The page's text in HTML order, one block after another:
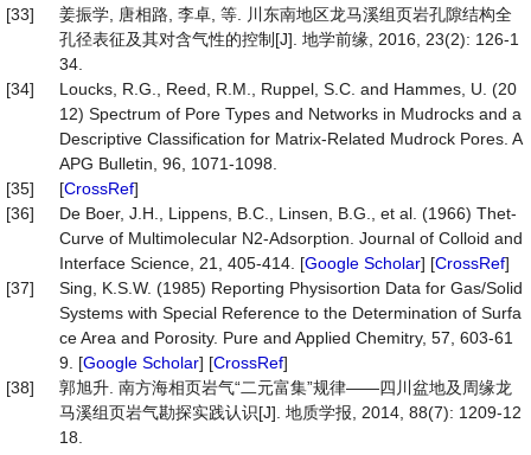
[33]
姜振学, 唐相路, 李卓, 等. 川东南地区龙马溪组页岩孔隙结构全
孔径表征及其对含气性的控制[J]. 地学前缘, 2016, 23(2): 126-1
34.
[34]
Loucks, R.G., Reed, R.M., Ruppel, S.C. and Hammes, U. (20
12) Spectrum of Pore Types and Networks in Mudrocks and a
Descriptive Classification for Matrix-Related Mudrock Pores. A
APG Bulletin, 96, 1071-1098.
[35]
[CrossRef]
[36]
De Boer, J.H., Lippens, B.C., Linsen, B.G., et al. (1966) Thet-
Curve of Multimolecular N2-Adsorption. Journal of Colloid and
Interface Science, 21, 405-414. [Google Scholar] [CrossRef]
[37]
Sing, K.S.W. (1985) Reporting Physisortion Data for Gas/Solid
Systems with Special Reference to the Determination of Surfa
ce Area and Porosity. Pure and Applied Chemitry, 57, 603-61
9. [Google Scholar] [CrossRef]
[38]
郭旭升. 南方海相页岩气“二元富集”规律——四川盆地及周缘龙
马溪组页岩气勘探实践认识[J]. 地质学报, 2014, 88(7): 1209-12
18.